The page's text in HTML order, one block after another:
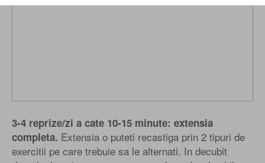
3-4 reprize/zi a cate 10-15 minute: extensia
completa. Extensia o puteti recastiga prin 2 tipuri de
exercitii pe care trebuie sa le alternati. In decubit